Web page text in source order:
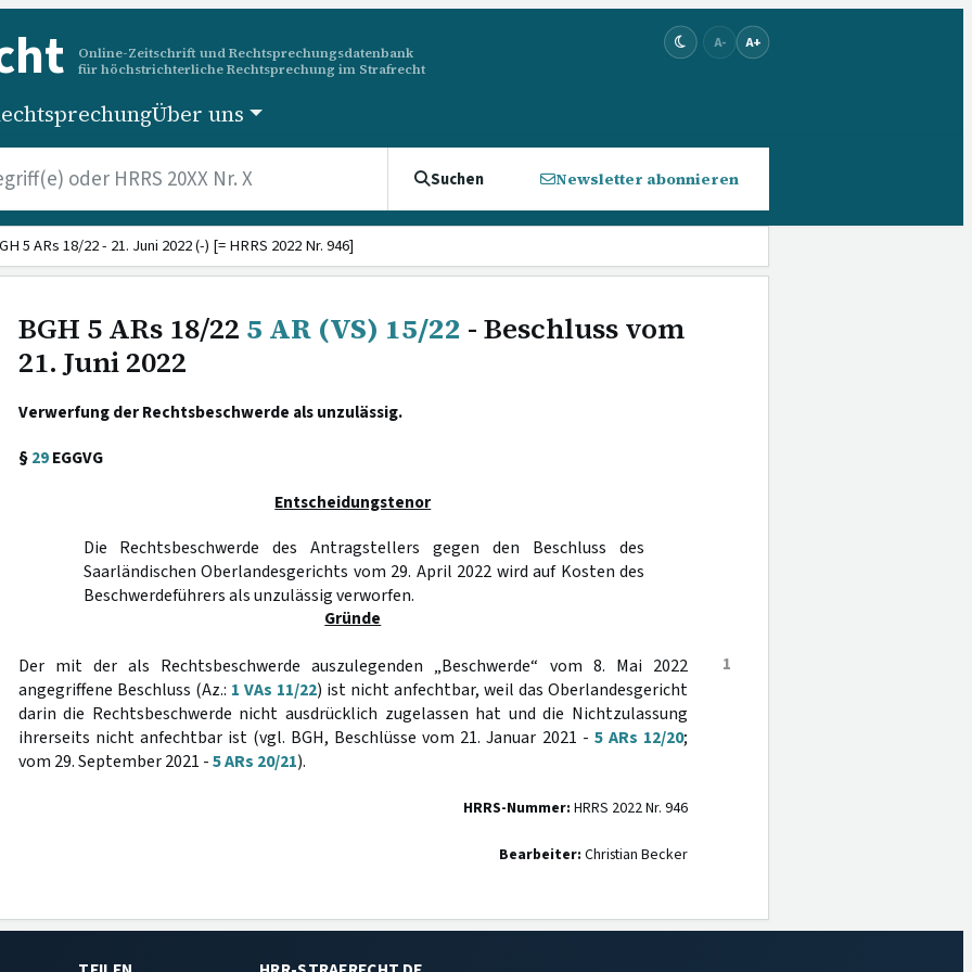
Online-Zeitschrift und Rechtsprechungsdatenbank
für höchstrichterliche Rechtsprechung im Strafrecht
A- A+
Über uns
Suchen Newsletter abonnieren
5 ARs 18/22 - 21. Juni 2022 (-) [= HRRS 2022 Nr. 946]
BGH 5 ARs 18/22 5 AR (VS) 15/22 - Beschluss vom
21. Juni 2022
Verwerfung der Rechtsbeschwerde als unzulässig.
§29EGGVG
Entscheidungstenor
Die Rechtsbeschwerde des Antragstellers gegen den Beschluss des
Saarländischen Oberlandesgerichts vom 29. April 2022 wird auf Kosten des
Beschwerdeführers als unzulässig verworfen.
Gründe
1
Der mit der als Rechtsbeschwerde auszulegenden „Beschwerde“ vom 8. Mai 2022
angegriffene Beschluss (Az.: 1 VAs 11/22) ist nicht anfechtbar, weil das Oberlandesgericht
darin die Rechtsbeschwerde nicht ausdrücklich zugelassen hat und die Nichtzulassung
ihrerseits nicht anfechtbar ist (vgl. BGH, Beschlüsse vom 21. Januar 2021 - 5 ARs 12/20;
vom 29. September 2021 -5 ARs 20/21).
HRRS-Nummer: HRRS 2022 Nr. 946
Bearbeiter: Christian Becker